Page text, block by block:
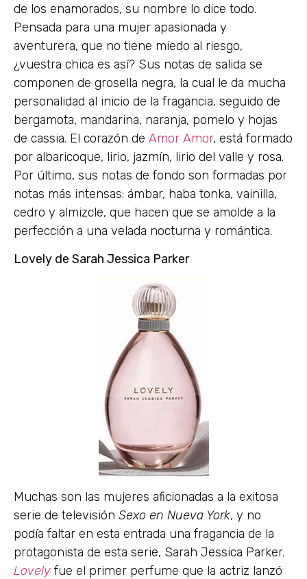
de los enamorados, su nombre lo dice todo.
Pensada para una mujer apasionada y
aventurera, que no tiene miedo al riesgo,
¿vuestra chica es así? Sus notas de salida se
componen de grosella negra, la cual le da mucha
personalidad al inicio de la fragancia, seguido de
bergamota, mandarina, naranja, pomelo y hojas
de cassia. El corazón de Amor Amor, está formado
por albaricoque, lirio, jazmín, lirio del valle y rosa.
Por último, sus notas de fondo son formadas por
notas más intensas: ámbar, haba tonka, vainilla,
cedro y almizcle, que hacen que se amolde a la
perfección a una velada nocturna y romántica.
Lovely de Sarah Jessica Parker
Muchas son las mujeres aficionadas a la exitosa
serie de televisión Sexo en Nueva York, y no
podía faltar en esta entrada una fragancia de la
protagonista de esta serie, Sarah Jessica Parker.
Lovely fue el primer perfume que la actriz lanzó